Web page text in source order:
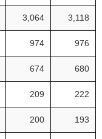
3,064 3,118
974 976
674 680
209 222
200 193